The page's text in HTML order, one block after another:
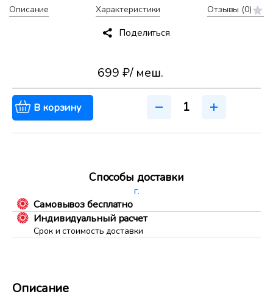
Описание Характеристики Отзывы (0)
Поделиться
699 ₽/ меш.
В корзину
Способы доставки
г.
Самовывоз бесплатно
Индивидуальный расчет
Срок и стоимость доставки
Описание